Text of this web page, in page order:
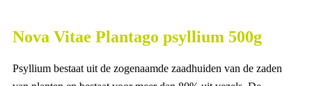
Nova Vitae Plantago psyllium 500g
Psyllium bestaat uit de zogenaamde zaadhuiden van de zaden